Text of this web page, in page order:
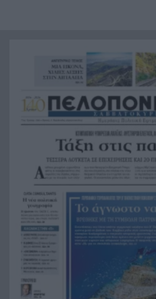
Το βιολί της στο Αιγαίο η
παραβιάσεις
Αυτή είναι η μαρμελάδα
τον ΕΦΕΤ, ο λόγος
Χαμάς: Παραμένει έτοιμη
ειρηνευτικό σχέδιο των
σάκχαρο – Τι δείχνουν οι
20:12
«Ας αναπαυτεί εν
και Ομοσπονδία
πατέρα του Μέσι
20:00
Οι πνιγμοί είναι συνήθως
διασώστρια Δήμητρα
εμπειρίες και το